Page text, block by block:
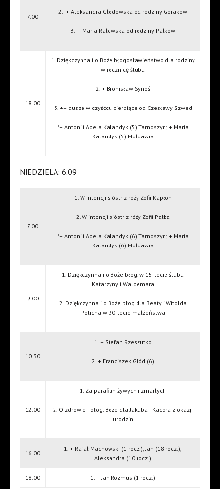
7.00
2. + Aleksandra Głodowska od rodziny Góraków
3. + Maria Rałowska od rodziny Pałków
18.00
1. Dziękczynna i o Boże błogosławieństwo dla rodziny
w rocznicę ślubu
2. + Bronisław Synoś
3. ++ dusze w czyśćcu cierpiące od Czesławy Szwed
*+ Antoni i Adela Kalandyk (5) Tarnoszyn; + Maria
Kalandyk (5) Mołdawia
NIEDZIELA: 6.09
7.00
1. W intencji sióstr z róży Zofii Kapłon
2. W intencji sióstr z róży Zofii Pałka
*+ Antoni i Adela Kalandyk (6) Tarnoszyn; + Maria
Kalandyk (6) Mołdawia
9.00
1. Dziękczynna i o Boże błog. w 15-lecie ślubu
Katarzyny i Waldemara
2. Dziękczynna i o Boże błog dla Beaty i Witolda
Policha w 30-lecie małżeństwa
10.30
1. + Stefan Rzeszutko
2. + Franciszek Głód (6)
12.00
1. Za parafian żywych i zmarłych
2. O zdrowie i błog. Boże dla Jakuba i Kacpra z okazji
urodzin
16.00
1. + Rafał Machowski (1 rocz.), Jan (18 rocz.),
Aleksandra (10 rocz.)
18.00 1. + Jan Rozmus (1 rocz.)